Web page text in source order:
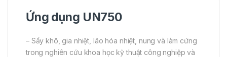
Ứng dụng UN750
– Sấy khô, gia nhiệt, lão hóa nhiệt, nung và làm cứng
trong nghiên cứu khoa học kỹ thuật công nghiệp và